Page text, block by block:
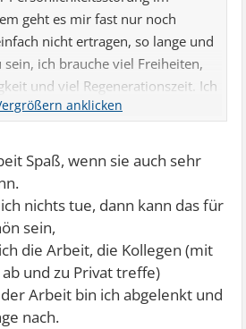
geht es mir fast nur noch
nicht ertragen, so lange und
ich brauche viel Freiheiten,
und viel Regenerationszeit. Ich
angespannt und innerlich
Vertrautheit, sondern nur
mir einfach überhaupt keine
nur noch für Pflichterfüllung. Auch
mir nicht wirklich ...
Spaß, wenn sie auch sehr
nichts tue, dann kann das für
sein,
die Arbeit, die Kollegen (mit
und zu Privat treffe)
Arbeit bin ich abgelenkt und
nach.